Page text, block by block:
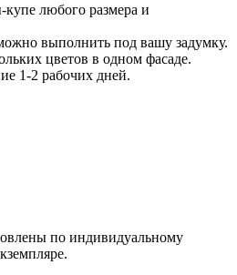
любого размера и
выполнить под вашу задумку.
цветов в одном фасаде.
1-2 рабочих дней.
по индивидуальному